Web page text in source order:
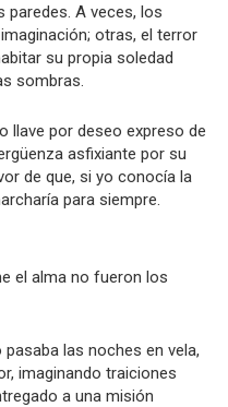
paredes. A veces, los
otras, el terror
su propia soledad
sombras.
llave por deseo expreso de
asfixiante por su
de que, si yo conocía la
para siempre.
el alma no fueron los
las noches en vela,
imaginando traiciones
a una misión